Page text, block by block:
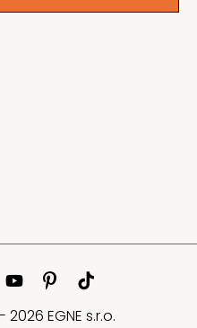
EGNE s.r.o.